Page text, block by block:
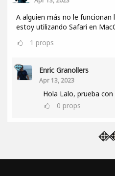
A alguien más no le funcionan
estoy utilizando Safari en
1 props
Enric Granollers
Apr 13, 2023
Hola Lalo, prueba con
0 props